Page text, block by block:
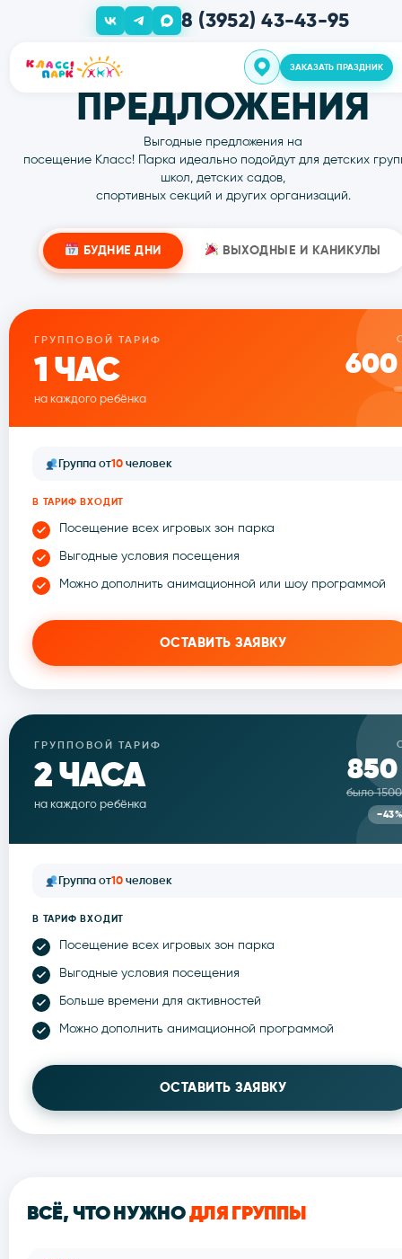
8 (3952) 43-43-95
ЗАКАЗАТЬ
О нас
Групповые
Аниматоры
ГОТОВЫЕ
Выгодные предложения на
посещение Класс! Парка идеально подойдут для
спортивных секций и других
БУДНИЕ ДНИ ВЫХОДНЫЕ И КАНИКУЛЫ
ГРУППОВОЙ ТАРИФ
1 ЧАС
на каждого ребёнка
600
Группа от10человек
В ТАРИФ ВХОДИТ
Посещение всех игровых зон парка
Выгодные условия посещения
Можно дополнить анимационной или шоу программой
ОСТАВИТЬ ЗАЯВКУ
ГРУППОВОЙ ТАРИФ
2 ЧАСА
на каждого ребёнка
850
было
−43%
Группа от10человек
В ТАРИФ ВХОДИТ
Посещение всех игровых зон парка
Выгодные условия посещения
Больше времени для активностей
Можно дополнить анимационной программой
ОСТАВИТЬ ЗАЯВКУ
ВСЁ, ЧТО НУЖНОДЛЯ ГРУППЫ